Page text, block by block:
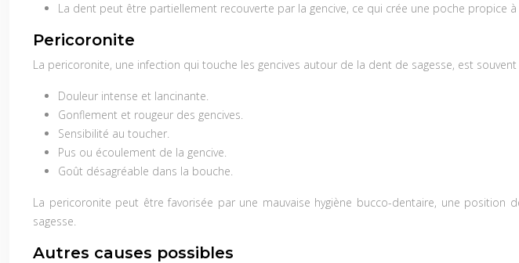
La dent peut être partiellement recouverte par la gencive, ce qui crée une poche propice
Pericoronite
La pericoronite, une infection qui touche les gencives autour de la dent de sagesse, est
Douleur intense et lancinante.
Gonflement et rougeur des gencives.
Sensibilité au toucher.
Pus ou écoulement de la gencive.
Goût désagréable dans la bouche.
La pericoronite peut être favorisée par une mauvaise hygiène bucco-dentaire, une
sagesse.
Autres causes possibles